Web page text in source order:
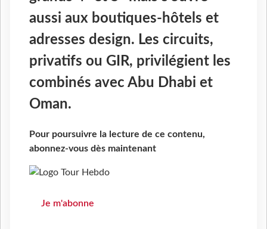
aussi aux boutiques-hôtels et
adresses design. Les circuits,
privatifs ou GIR, privilégient les
combinés avec Abu Dhabi et
Oman.
Pour poursuivre la lecture de ce contenu,
abonnez-vous dès maintenant
Je m'abonne